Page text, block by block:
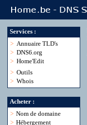
Services :
> Annuaire TLD's
> DNS6.org
> Home'Edit
> Outils
> Whois
Acheter :
> Nom de domaine
> Hébergement